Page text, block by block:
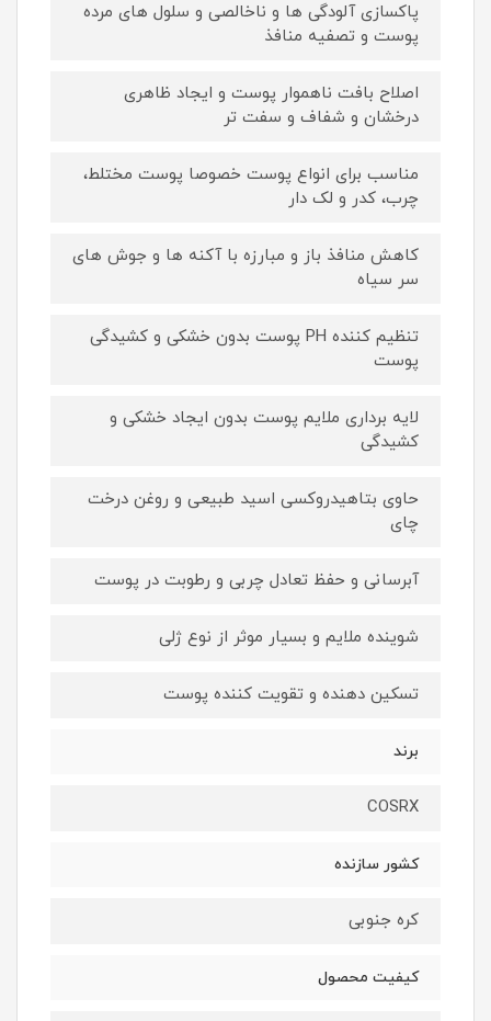
پاکسازی آلودگی ها و ناخالصی و سلول های مرده
پوست و تصفیه منافذ
اصلاح بافت ناهموار پوست و ایجاد ظاهری
درخشان و شفاف و سفت تر
مناسب برای انواع پوست خصوصا پوست مختلط،
چرب، کدر و لک دار
کاهش منافذ باز و مبارزه با آکنه ها و جوش های
سر سیاه
تنظیم کننده PH پوست بدون خشکی و کشیدگی
پوست
لایه برداری ملایم پوست بدون ایجاد خشکی و
کشیدگی
حاوی بتاهیدروکسی اسید طبیعی و روغن درخت
چای
آبرسانی و حفظ تعادل چربی و رطوبت در پوست
شوینده ملایم و بسیار موثر از نوع ژلی
تسکین دهنده و تقویت کننده پوست
برند
COSRX
کشور سازنده
کره جنوبی
کیفیت محصول